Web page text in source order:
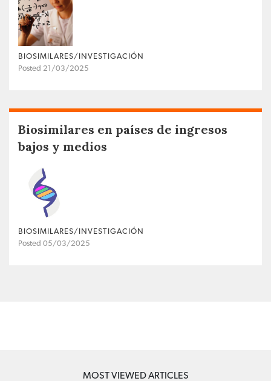
BIOSIMILARES/INVESTIGACIÓN
Posted 21/03/2025
Biosimilares en países de ingresos
bajos y medios
BIOSIMILARES/INVESTIGACIÓN
Posted 05/03/2025
MOST VIEWED ARTICLES